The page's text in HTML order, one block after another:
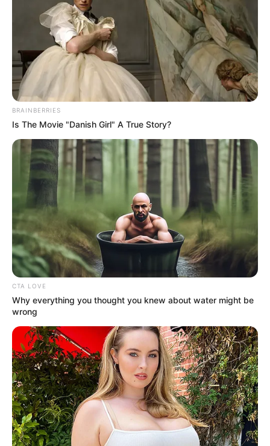
Canal dos Doramas | Curso Técnico Transforma Agentes de Saúde
em Profissionais Especializados - A Secretaria Municipal de Saúde
anunciou que os Agentes Comunitários de Saúde (ACS) e os
Agentes de Controle de Endemias (ACE) estão participando de
cursos técnicos promovidos pelo programa “Mais Saúde com
Agente”.
-2p
A Importância dos Cursos Técnicos para ACS e ACE
Realizado em parceria com o Ministério da Saúde, a Universidade
Federal do Rio Grande do Sul (UFRGS) e o Conselho de
Secretários Municipais de Saúde (Cosems), o programa visa
qualificar esses profissionais de maneira abrangente.
Detalhes da Estrutura dos Cursos
De acordo com Sônia Santos, coordenadora do NEPH (Núcleo de
Educação Permanente em Saúde), os cursos terão duração de 12
híbrido, combinando ensino a distância (EAD) com encontros
-cl
Formação Profissional e Certificação
Ao final do curso, os participantes se tornarão Técnicos em Agente
Comunitário de Saúde (TACS) ou Técnicos em Agente de Combate
às Endemias (TACE). Essa nova titulação permite que os
profissionais desempenhem funções como aferição de pressão
BRAINBERRIES
Is The Movie "Danish Girl" A True Story?
CTA LOVE
Why everything you thought you knew about water might be
wrong